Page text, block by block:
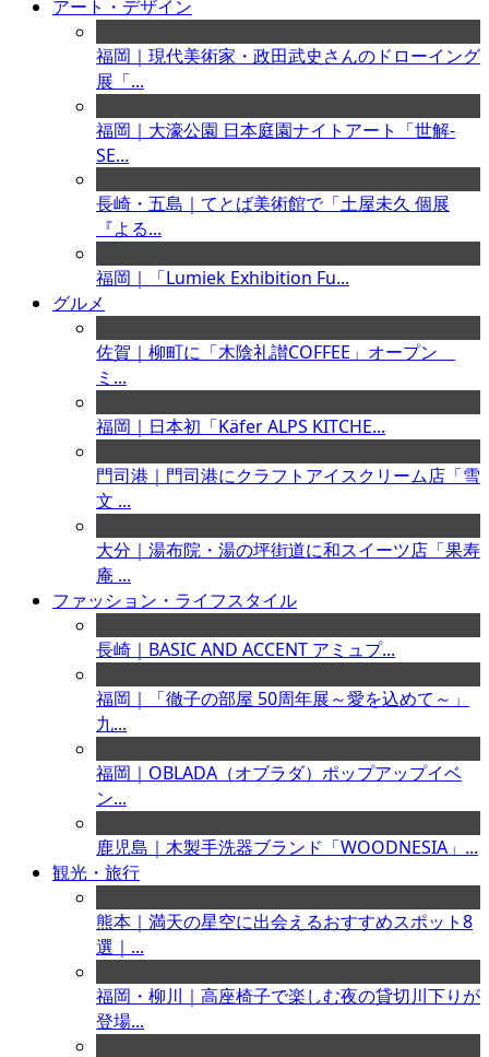
アート・デザイン
福岡｜現代美術家・政田武史さんのドローイング
展「...
福岡｜大濠公園 日本庭園ナイトアート「世解-
SE...
長崎・五島｜てとば美術館で「土屋未久 個展
『よる...
福岡｜「Lumiek Exhibition Fu...
グルメ
佐賀｜柳町に「木陰礼讃COFFEE」オープン
ミ...
福岡｜日本初「Käfer ALPS KITCHE...
門司港｜門司港にクラフトアイスクリーム店「雪
文 ...
大分｜湯布院・湯の坪街道に和スイーツ店「果寿
庵 ...
ファッション・ライフスタイル
長崎｜BASIC AND ACCENT アミュプ...
福岡｜「徹子の部屋 50周年展～愛を込めて～」
九...
福岡｜OBLADA（オブラダ）ポップアップイベ
ン...
鹿児島｜木製手洗器ブランド「WOODNESIA」...
観光・旅行
熊本｜満天の星空に出会えるおすすめスポット8
選｜...
福岡・柳川｜高座椅子で楽しむ夜の貸切川下りが
登場...